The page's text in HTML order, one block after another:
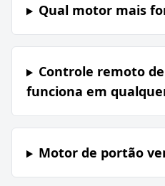
Qual motor mais
Controle remoto
funciona em
Motor de portão